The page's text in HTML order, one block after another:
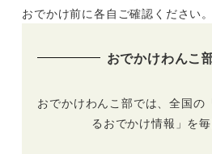
おでかけ前に各自ご確認ください。
おでかけわんこ
おでかけわんこ部では、全国の
るおでかけ情報」を毎